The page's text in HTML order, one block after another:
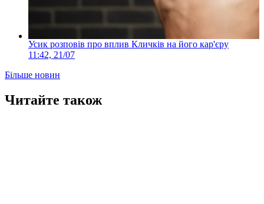
Усик розповів про вплив Кличків на його кар'єру
11:42, 21/07
Більше новин
Читайте також